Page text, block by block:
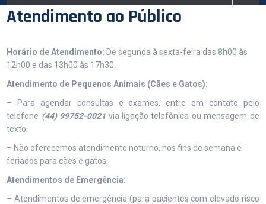
Atendimento ao Público
Horário de Atendimento: De segunda à sexta-feira das 8h00 às
12h00 e das 13h00 às 17h30.
Atendimento de Pequenos Animais (Cães e Gatos):
– Para agendar consultas e exames, entre em contato pelo
telefone (44) 99752-0021 via ligação telefônica ou mensagem de
texto.
– Não oferecemos atendimento noturno, nos fins de semana e
feriados para cães e gatos.
Atendimentos de Emergência:
– Atendimentos de emergência (para pacientes com elevado risco